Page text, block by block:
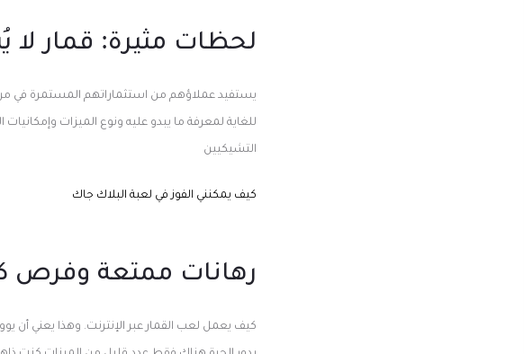
لحظات مثيرة: قمار لا
يستفيد عملاؤهم من استثماراتهم المستمرة في
للغاية لمعرفة ما يبدو عليه ونوع الميزات
التشيكيين
كيف يمكنني الفوز في لعبة البلاك جاك
رهانات ممتعة وفرص